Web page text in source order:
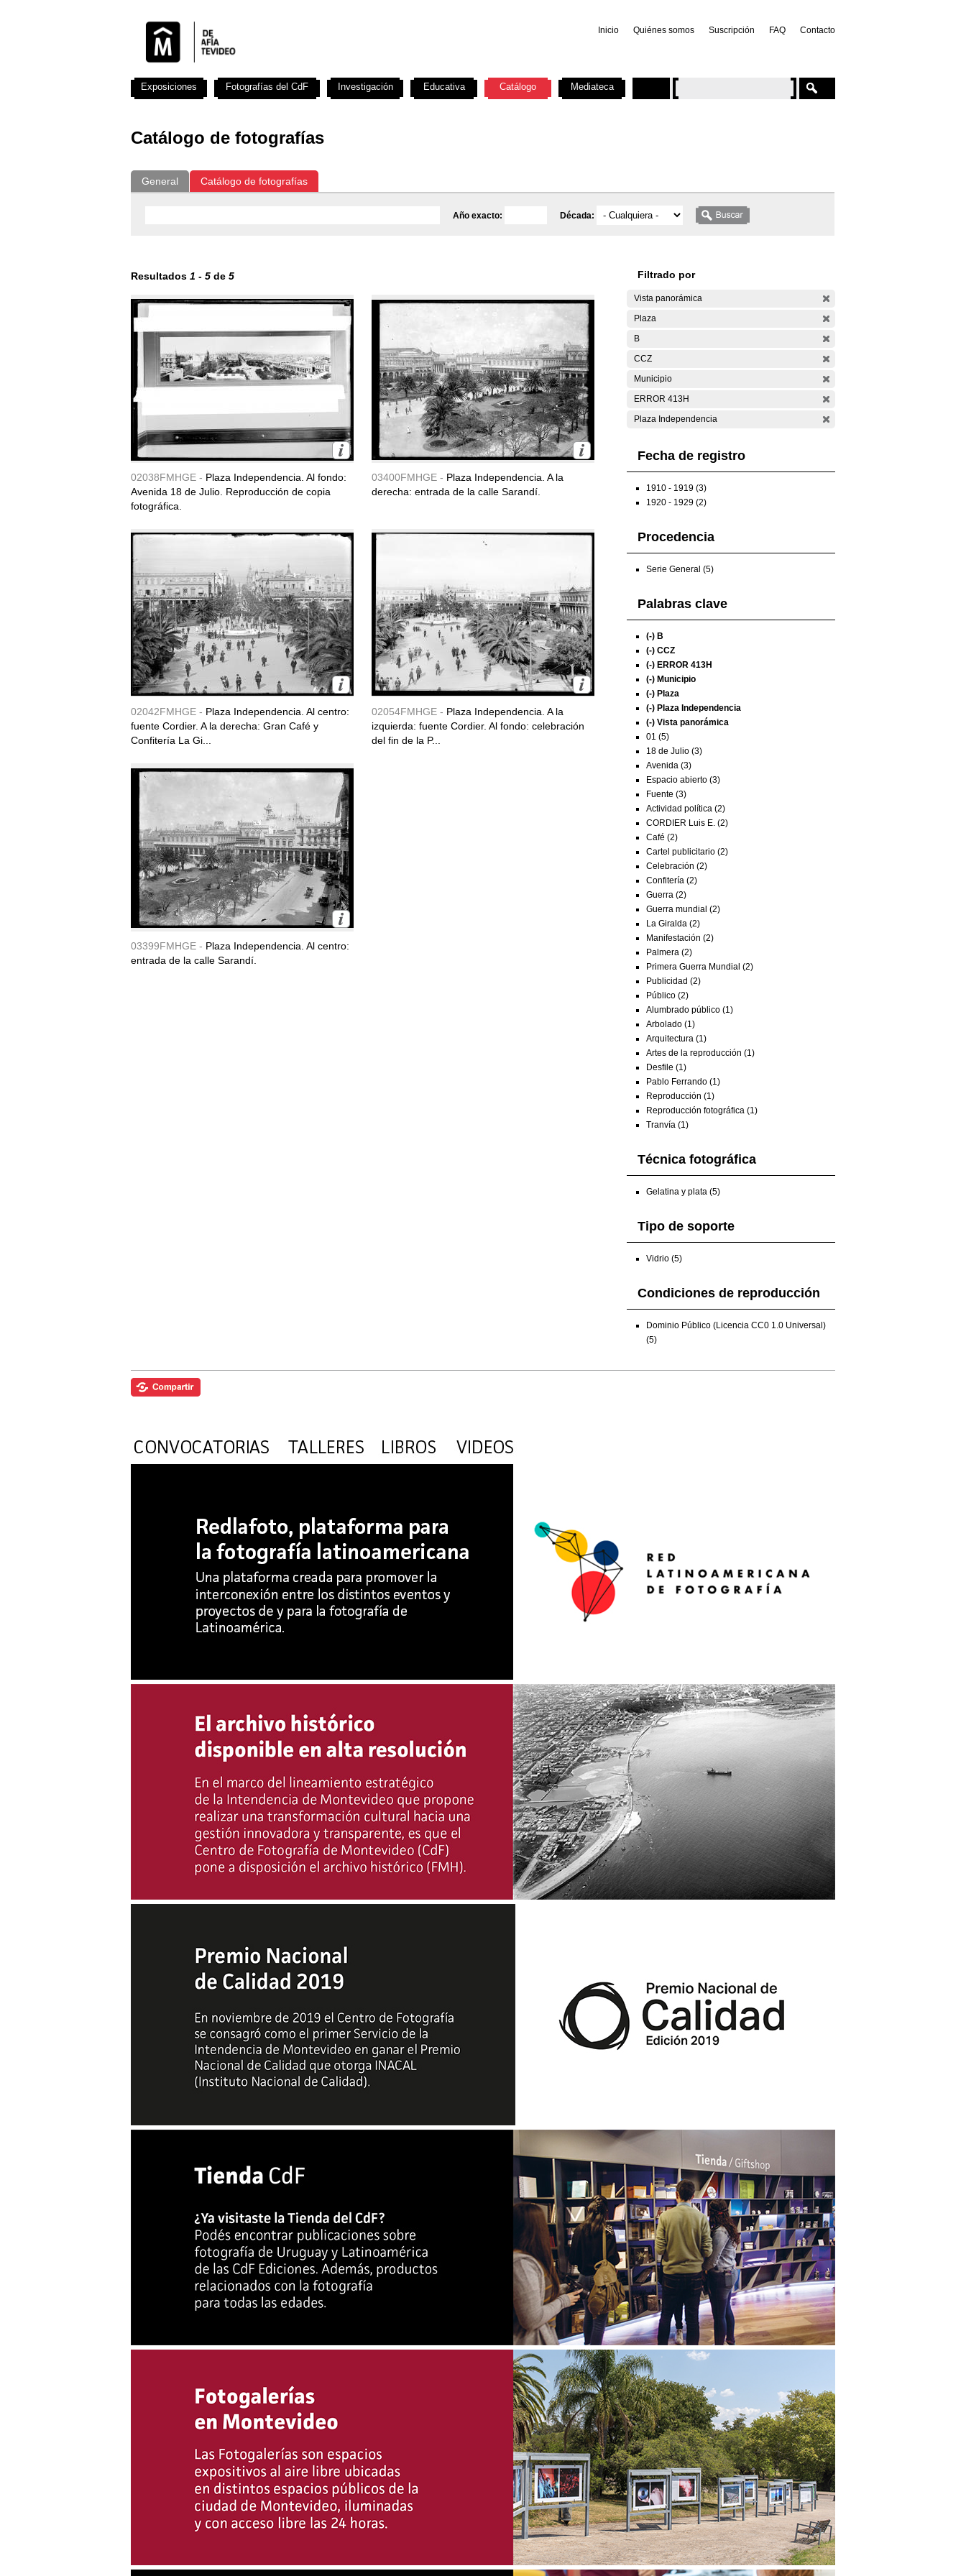
Inicio Quiénes somos Suscripción FAQ Contacto
Catálogo de fotografías
General Catálogo de fotografías
Año exacto: Década:
Resultados 1 - 5 de 5
02038FMHGE - Plaza Independencia. Al fondo:
Avenida 18 de Julio. Reproducción de copia
fotográfica.
03400FMHGE - Plaza Independencia. A la
derecha: entrada de la calle Sarandí.
02042FMHGE - Plaza Independencia. Al centro:
fuente Cordier. A la derecha: Gran Café y
Confitería La Gi...
02054FMHGE - Plaza Independencia. A la
izquierda: fuente Cordier. Al fondo: celebración
del fin de la P...
03399FMHGE - Plaza Independencia. Al centro:
entrada de la calle Sarandí.
Filtrado por
Vista panorámica
Plaza
B
CCZ
Municipio
ERROR 413H
Plaza Independencia
Fecha de registro
1910 - 1919 (3)
1920 - 1929 (2)
Procedencia
Serie General (5)
Palabras clave
(-) B
(-) CCZ
(-) ERROR 413H
(-) Municipio
(-) Plaza
(-) Plaza Independencia
(-) Vista panorámica
01 (5)
18 de Julio (3)
Avenida (3)
Espacio abierto (3)
Fuente (3)
Actividad política (2)
CORDIER Luis E. (2)
Café (2)
Cartel publicitario (2)
Celebración (2)
Confitería (2)
Guerra (2)
Guerra mundial (2)
La Giralda (2)
Manifestación (2)
Palmera (2)
Primera Guerra Mundial (2)
Publicidad (2)
Público (2)
Alumbrado público (1)
Arbolado (1)
Arquitectura (1)
Artes de la reproducción (1)
Desfile (1)
Pablo Ferrando (1)
Reproducción (1)
Reproducción fotográfica (1)
Tranvía (1)
Técnica fotográfica
Gelatina y plata (5)
Tipo de soporte
Vidrio (5)
Condiciones de reproducción
Dominio Público (Licencia CC0 1.0 Universal)
(5)
Exposiciones Fotografías del CdF Investigación Educativa Catálogo Mediateca